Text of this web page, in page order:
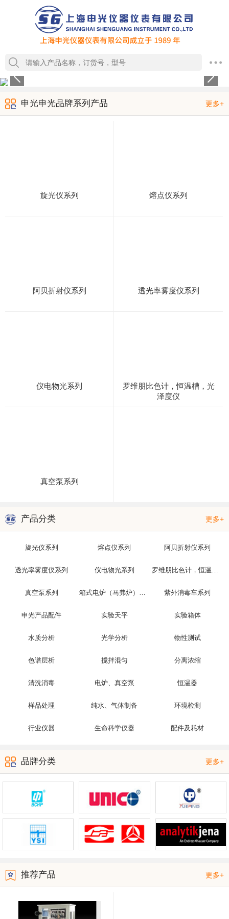
申光申光品牌系列产品 更多+
旋光仪系列 熔点仪系列
阿贝折射仪系列 透光率雾度仪系列
仪电物光系列
罗维朋比色计，恒温槽，光
泽度仪
真空泵系列
产品分类 更多+
旋光仪系列 熔点仪系列 阿贝折射仪系列
透光率雾度仪系列 仪电物光系列 罗维朋比色计，恒温槽，光泽度仪
真空泵系列 箱式电炉（马弗炉）系列 紫外消毒车系列
申光产品配件 实验天平 实验箱体
水质分析 光学分析 物性测试
色谱层析 搅拌混匀 分离浓缩
清洗消毒 电炉、真空泵 恒温器
样品处理 纯水、气体制备 环境检测
行业仪器 生命科学仪器 配件及耗材
品牌分类 更多+
推荐产品 更多+